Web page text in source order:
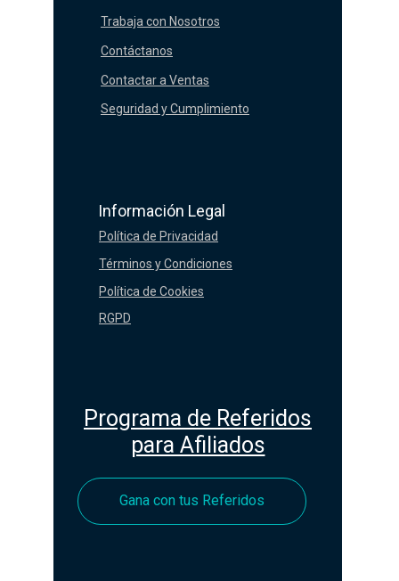
Seguridad y Cumplimiento
Contactar a Ventas
Contáctanos
Trabaja con Nosotros
Política de Privacidad
RGPD
Política de Cookies
Términos y Condiciones
Información Legal
Gana con tus Referidos
Programa de Referidos
para Afiliados